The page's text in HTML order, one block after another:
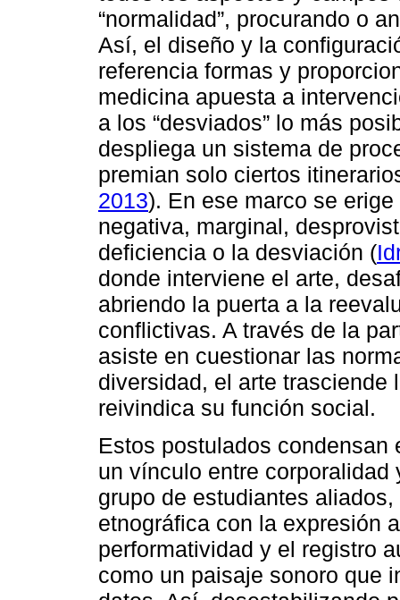
“normalidad”, procurando o
Así, el diseño y la
referencia formas y
medicina apuesta a
a los “desviados” lo más
despliega un sistema de
premian solo ciertos
2013). En ese marco se
negativa, marginal,
deficiencia o la desviación (
donde interviene el arte,
abriendo la puerta a la
conflictivas. A través de la
asiste en cuestionar las
diversidad, el arte trasciende
reivindica su función social.
Estos postulados
un vínculo entre
grupo de estudiantes
etnográfica con la expresión
performatividad y el registro
como un paisaje sonoro que